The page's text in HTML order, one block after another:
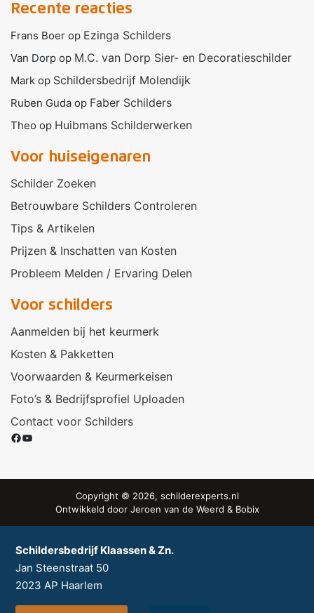
Schildersbedrijf Klaassen & Zn.
Jan Steenstraat 50
2023 AP Haarlem
Recente reacties
Frans Boer op Ezinga Schilders
Van Dorp op M.C. van Dorp Sier- en Decoratieschilder
Mark op Schildersbedrijf Molendijk
Ruben Guda op Faber Schilders
Theo op Huibmans Schilderwerken
Voor huiseigenaren
Schilder Zoeken
Betrouwbare Schilders Controleren
Tips & Artikelen
Prijzen & Inschatten van Kosten
Probleem Melden / Ervaring Delen
Voor schilders
Aanmelden bij het keurmerk
Kosten & Pakketten
Voorwaarden & Keurmerkeisen
Foto’s & Bedrijfsprofiel Uploaden
Contact voor Schilders
Facebook
YouTube
Copyright © 2026, schilderexperts.nl
Ontwikkeld door Jeroen van de Weerd & Bobix